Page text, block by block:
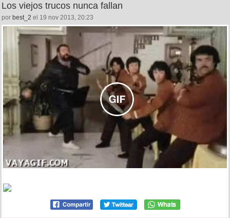
Los viejos trucos nunca fallan
por best_2 el 19 nov 2013, 20:23